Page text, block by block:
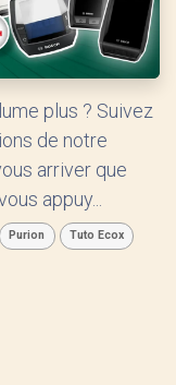
plus ? Suivez
de notre
arriver que
appuy...
Purion Tuto Ecox